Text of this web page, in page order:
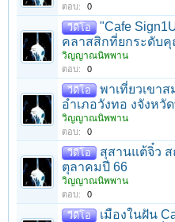
ตอบ: 0
วีดีโอ
"Cafe
คลาสสิกที่ยกระดับ
วิญญาณนิพพาน
ตอบ: 0
วีดีโอ
พาเที่ยวเขา
อำเภอวังทอ งจังห
วิญญาณนิพพาน
ตอบ: 0
วีดีโอ
สุสานแต้จิ๋ว
ตุลาคมปี 66
วิญญาณนิพพาน
ตอบ: 0
วีดีโอ
เมืองในฝัน
2 3 4 5 6 →